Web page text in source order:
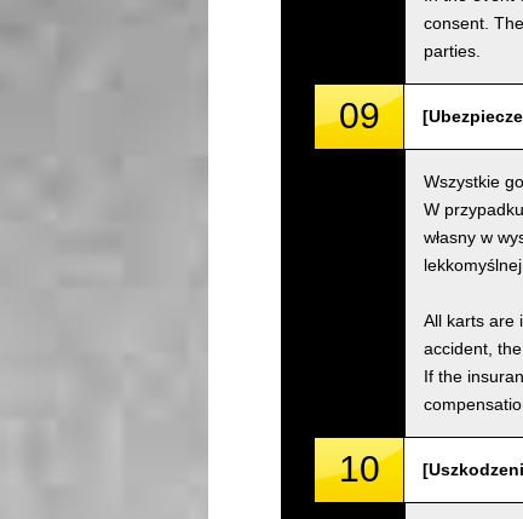
consent.
parties.
09
Wszystkie
W
własny w
All karts are
accident,
If the
10